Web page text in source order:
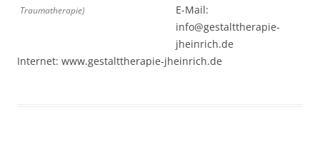
Traumatherapie)
E-Mail:
info@gestalttherapie-
jheinrich.de
Internet: www.gestalttherapie-jheinrich.de